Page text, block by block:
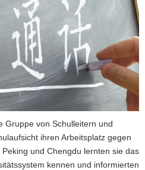
Gruppe von Schulleitern und
ihren Arbeitsplatz gegen
und Chengdu lernten sie das
kennen und informierten